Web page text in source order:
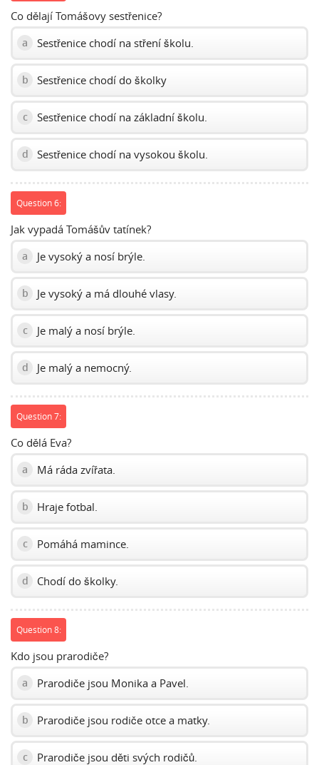
Co dělají Tomášovy sestřenice?
a Sestřenice chodí na stření školu.
b Sestřenice chodí do školky
c Sestřenice chodí na základní školu.
d Sestřenice chodí na vysokou školu.
Question 6:
Jak vypadá Tomášův tatínek?
a Je vysoký a nosí brýle.
b Je vysoký a má dlouhé vlasy.
c Je malý a nosí brýle.
d Je malý a nemocný.
Question 7:
Co dělá Eva?
a Má ráda zvířata.
b Hraje fotbal.
c Pomáhá mamince.
d Chodí do školky.
Question 8:
Kdo jsou prarodiče?
a Prarodiče jsou Monika a Pavel.
b Prarodiče jsou rodiče otce a matky.
c Prarodiče jsou děti svých rodičů.